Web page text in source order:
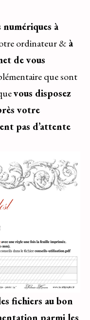
à
ordinateur & à
de vous
que sont
vous disposez
votre
pas d’attente
fichiers au bon